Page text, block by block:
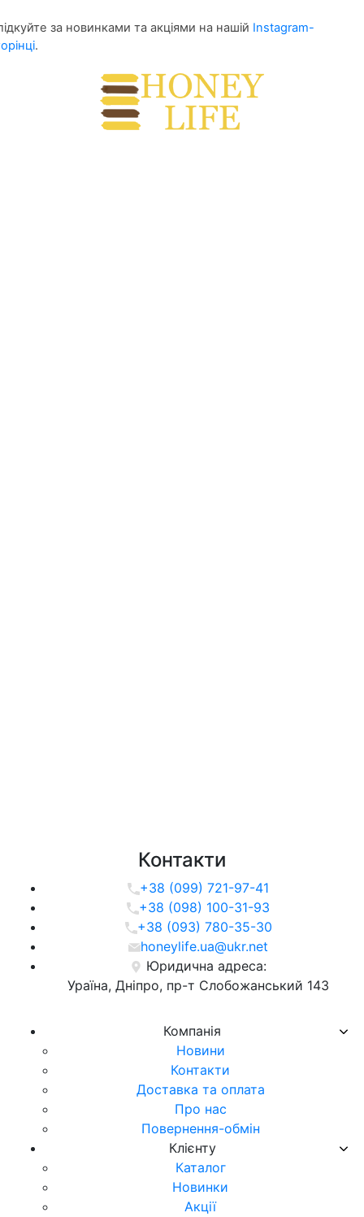
за новинками та акціями на нашій Instagram-
.
Компанія
Новини
Контакти
Доставка та оплата
Про нас
Повернення-обмін
Клієнту
Каталог
Новинки
Акції
Контакти
+38 (099) 721-97-41
+38 (098) 100-31-93
+38 (093) 780-35-30
honeylife.ua@ukr.net
Юридична адреса:
Ураїна, Дніпро, пр-т Слобожанський 143